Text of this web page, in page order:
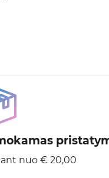
nuo € 20,00